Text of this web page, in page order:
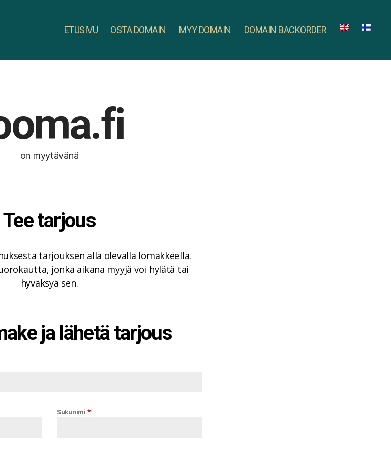
ETUSIVU OSTA DOMAIN MYY DOMAIN DOMAIN BACKORDER
on myytävänä
Tee tarjous
tarjouksen alla olevalla lomakkeella.
jonka aikana myyjä voi hylätä tai
hyväksyä sen.
ja lähetä tarjous
Sukunimi *